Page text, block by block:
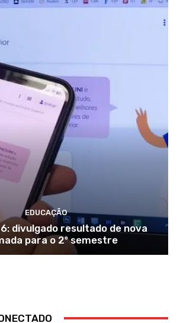
EDUCAÇÃO
divulgado resultado de nova
para o 2º semestre